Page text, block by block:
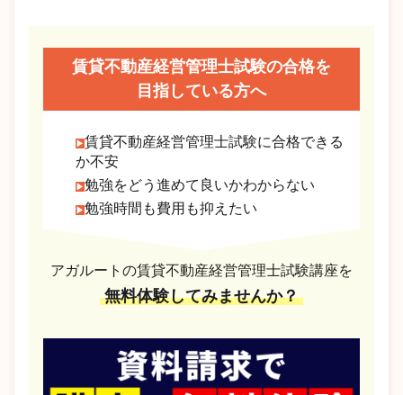
賃貸不動産経営管理士試験の合格を
目指している方へ
賃貸不動産経営管理士試験に合格できる
か不安
勉強をどう進めて良いかわからない
勉強時間も費用も抑えたい
アガルートの賃貸不動産経営管理士試験講座を
無料体験してみませんか？